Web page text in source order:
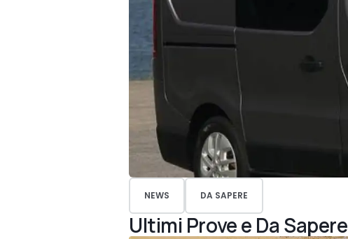
NEWS DA SAPERE
Ultimi Prove e Da Sapere